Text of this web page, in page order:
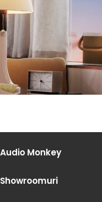
Audio Monkey
Showroomuri